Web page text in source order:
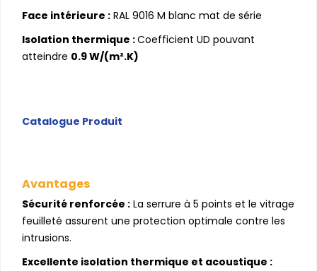
Face intérieure : RAL 9016 M blanc mat de série
Isolation thermique :Coefficient UD pouvant
atteindre 0.9 W/(m².K)
Catalogue Produit
Avantages
Sécurité renforcée : La serrure à 5 points et le vitrage
feuilleté assurent une protection optimale contre les
intrusions.
Excellente isolation thermique et acoustique :